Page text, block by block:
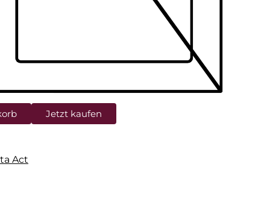
Jetzt kaufen
Act